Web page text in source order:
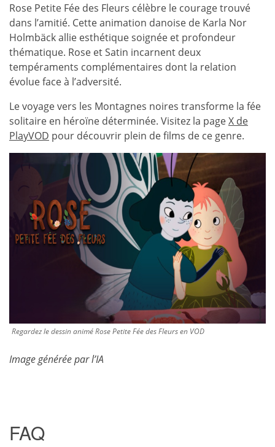
Rose Petite Fée des Fleurs célèbre le courage trouvé
dans l’amitié. Cette animation danoise de Karla Nor
Holmbäck allie esthétique soignée et profondeur
thématique. Rose et Satin incarnent deux
tempéraments complémentaires dont la relation
évolue face à l’adversité.
Le voyage vers les Montagnes noires transforme la fée
solitaire en héroïne déterminée. Visitez la pageX de
PlayVOD pour découvrir plein de films de ce genre.
Regardez le dessin animé Rose Petite Fée des Fleurs en VOD
Image générée par l’IA
FAQ